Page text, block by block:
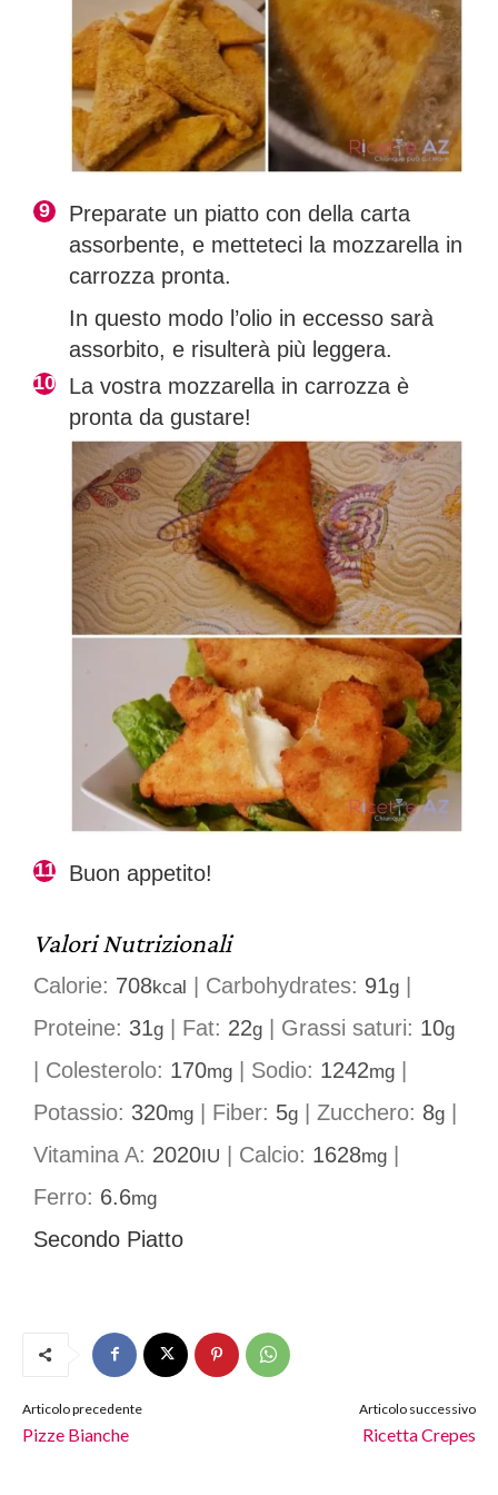
Preparate un piatto con della carta
assorbente, e metteteci la mozzarella in
carrozza pronta.
In questo modo l’olio in eccesso sarà
assorbito, e risulterà più leggera.
La vostra mozzarella in carrozza è
pronta da gustare!
Buon appetito!
Valori Nutrizionali
Calorie: 708kcal | Carbohydrates: 91g |
Proteine: 31g | Fat: 22g | Grassi saturi: 10g
| Colesterolo: 170mg | Sodio: 1242mg |
Potassio: 320mg | Fiber: 5g | Zucchero: 8g |
Vitamina A: 2020IU | Calcio: 1628mg |
Ferro: 6.6mg
Secondo Piatto
Articolo precedente
Pizze Bianche
Articolo successivo
Ricetta Crepes